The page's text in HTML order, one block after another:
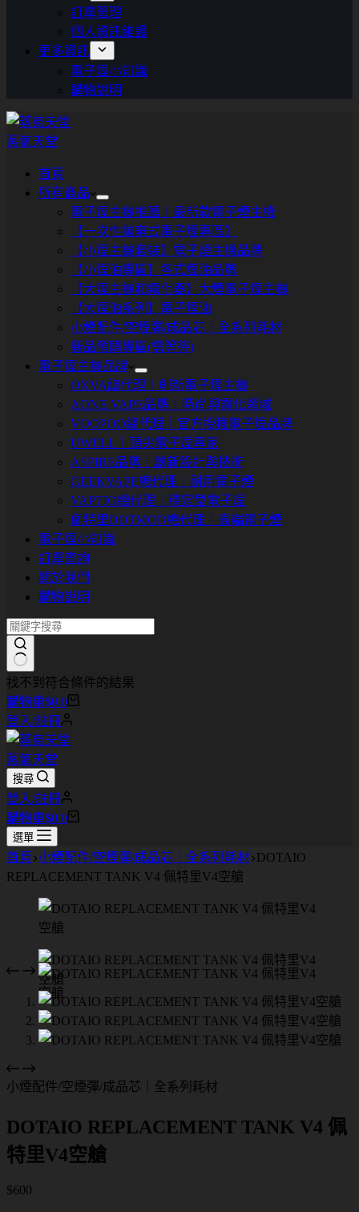
訂單管理
個人資訊維護
更多資訊
電子煙小知識
購物說明
蒸氣天堂
首頁
所有商品
電子煙主機推薦｜最新款電子煙主機
【一次性拋棄式電子煙專區】
【小煙主機套裝】電子煙主機品牌
【小煙油專區】各式煙油品牌
【大煙主機和霧化器】大煙電子煙主機
【大煙油系列】電子煙油
小煙配件/空煙彈/成品芯｜全系列耗材
新品預購專區(需等待)
電子煙主機品牌
OXVA總代理｜創新電子煙主機
AONE VAPE品牌｜時尚與霧化領域
VOOPOO總代理｜官方授權電子煙品牌
UWELL｜頂尖電子煙專家
ASPIRE品牌｜創新設計與技術
GEEKVAPE總代理｜耐用電子煙
VAPTIO總代理｜穩定型電子煙
佩特里DOTMOD總代理｜高端電子煙
電子煙小知識
訂單查詢
關於我們
購物說明
找不到符合條件的結果
購物車$0 0
登入/註冊
蒸氣天堂
搜尋
登入/註冊
購物車$0 0
選單
首頁 小煙配件/空煙彈/成品芯｜全系列耗材 DOTAIO
REPLACEMENT TANK V4 佩特里V4空艙
小煙配件/空煙彈/成品芯｜全系列耗材
DOTAIO REPLACEMENT TANK V4 佩
特里V4空艙
$600